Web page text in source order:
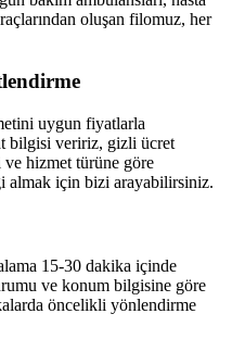
oluşan filomuz, her
uygun fiyatlarla
bilgisi veririz, gizli ücret
hizmet türüne göre
almak için bizi arayabilirsiniz.
15-30 dakika içinde
ve konum bilgisine göre
öncelikli yönlendirme